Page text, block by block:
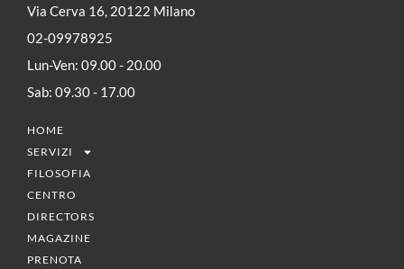
Via Cerva 16, 20122 Milano
02-09978925
Lun-Ven: 09.00 - 20.00
Sab: 09.30 - 17.00
HOME
SERVIZI
FILOSOFIA
CENTRO
DIRECTORS
MAGAZINE
PRENOTA